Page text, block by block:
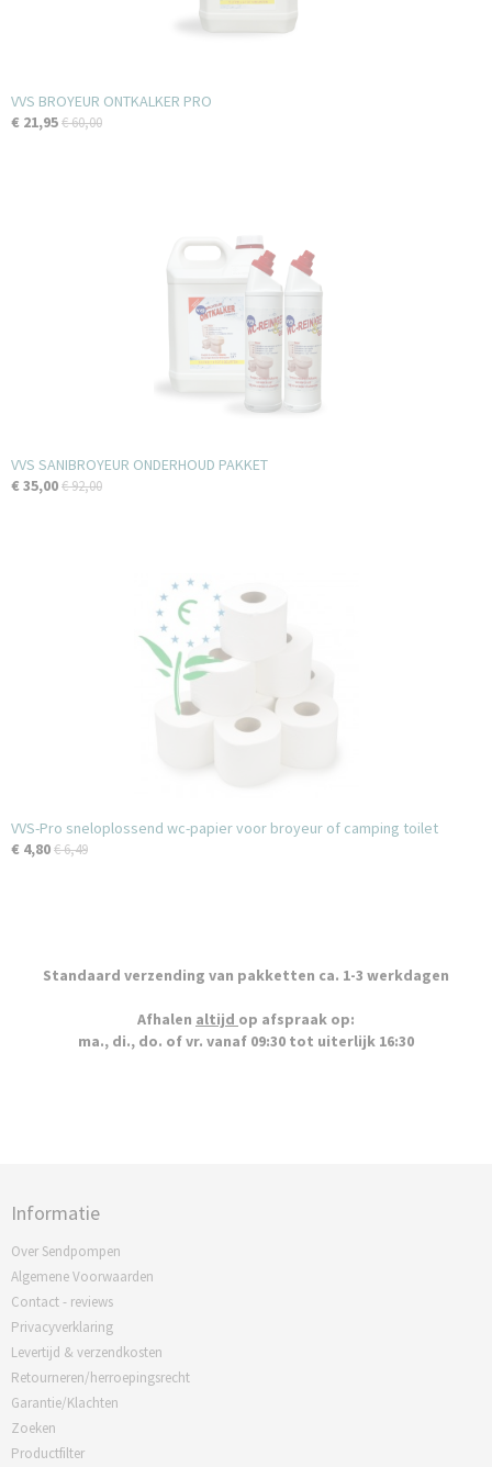
VVS BROYEUR ONTKALKER PRO
€ 21,95€ 60,00
VVS SANIBROYEUR ONDERHOUD PAKKET
€ 35,00€ 92,00
VVS-Pro sneloplossend wc-papier voor broyeur of camping toilet
€ 4,80€ 6,49
Standaard verzending van pakketten ca. 1-3 werkdagen
Afhalen altijd op afspraak op:
ma., di., do. of vr. vanaf 09:30 tot uiterlijk 16:30
Informatie
Over Sendpompen
Algemene Voorwaarden
Contact - reviews
Privacyverklaring
Levertijd & verzendkosten
Retourneren/herroepingsrecht
Garantie/Klachten
Zoeken
Productfilter